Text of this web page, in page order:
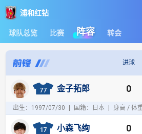
浦和红钻
浦和红钻
球队总览 比赛 阵容 转会
前
锋
进球
77 金子拓郎 0
出生：1997/07/30 国籍：日本 身高 / 体
17 小森飞绚 0